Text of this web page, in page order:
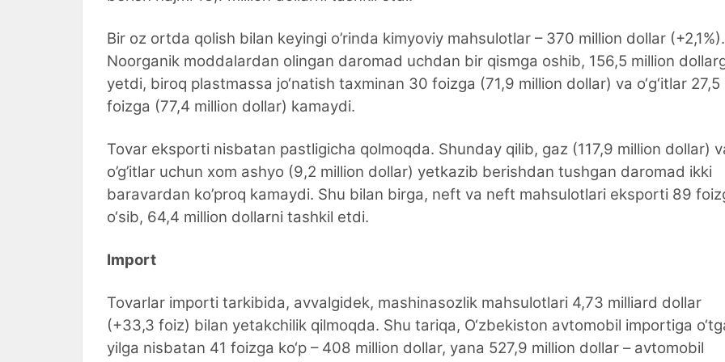
Bir oz ortda qolish bilan keyingi o’rinda kimyoviy mahsulotlar – 370 million dollar (+2,1%).
Noorganik moddalardan olingan daromad uchdan bir qismga oshib, 156,5 million
yetdi, biroq plastmassa jo‘natish taxminan 30 foizga (71,9 million dollar) va o‘g‘itlar 27,5
foizga (77,4 million dollar) kamaydi.
Tovar eksporti nisbatan pastligicha qolmoqda. Shunday qilib, gaz (117,9 million dollar)
o’g’itlar uchun xom ashyo (9,2 million dollar) yetkazib berishdan tushgan daromad ikki
baravardan ko’proq kamaydi. Shu bilan birga, neft va neft mahsulotlari eksporti 89
o‘sib, 64,4 million dollarni tashkil etdi.
Import
Tovarlar importi tarkibida, avvalgidek, mashinasozlik mahsulotlari 4,73 milliard dollar
(+33,3 foiz) bilan yetakchilik qilmoqda. Shu tariqa, O‘zbekiston avtomobil importiga
yilga nisbatan 41 foizga ko‘p – 408 million dollar, yana 527,9 million dollar – avtomobil